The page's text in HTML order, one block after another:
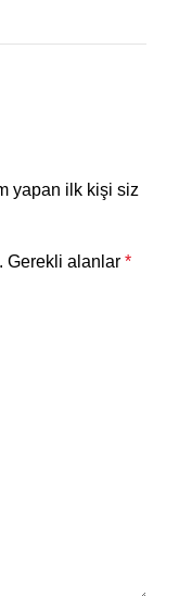
yapan ilk kişi siz
Gerekli alanlar *